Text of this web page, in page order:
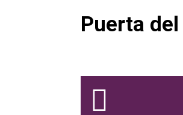
Puerta
